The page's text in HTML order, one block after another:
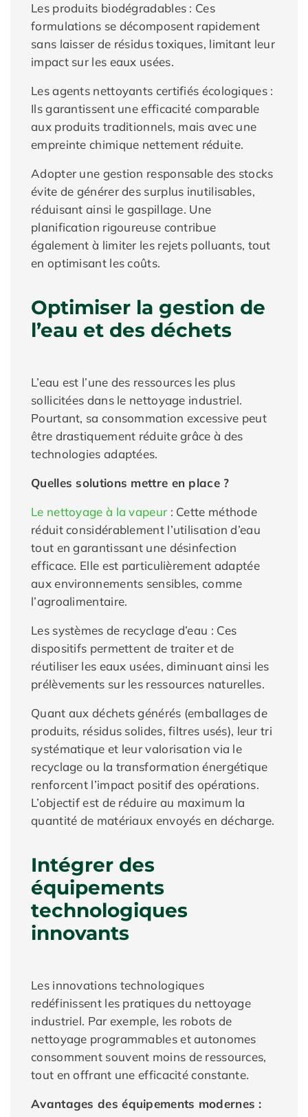
Les produits biodégradables : Ces
formulations se décomposent rapidement
sans laisser de résidus toxiques, limitant leur
impact sur les eaux usées.
Les agents nettoyants certifiés écologiques :
Ils garantissent une efficacité comparable
aux produits traditionnels, mais avec une
empreinte chimique nettement réduite.
Adopter une gestion responsable des stocks
évite de générer des surplus inutilisables,
réduisant ainsi le gaspillage. Une
planification rigoureuse contribue
également à limiter les rejets polluants, tout
en optimisant les coûts.
Optimiser la gestion de
l’eau et des déchets
L’eau est l’une des ressources les plus
sollicitées dans le nettoyage industriel.
Pourtant, sa consommation excessive peut
être drastiquement réduite grâce à des
technologies adaptées.
Quelles solutions mettre en place ?
Le nettoyage à la vapeur : Cette méthode
réduit considérablement l’utilisation d’eau
tout en garantissant une désinfection
efficace. Elle est particulièrement adaptée
aux environnements sensibles, comme
l’agroalimentaire.
Les systèmes de recyclage d’eau : Ces
dispositifs permettent de traiter et de
réutiliser les eaux usées, diminuant ainsi les
prélèvements sur les ressources naturelles.
Quant aux déchets générés (emballages de
produits, résidus solides, filtres usés), leur tri
systématique et leur valorisation via le
recyclage ou la transformation énergétique
renforcent l’impact positif des opérations.
L’objectif est de réduire au maximum la
quantité de matériaux envoyés en décharge.
Intégrer des
équipements
technologiques
innovants
Les innovations technologiques
redéfinissent les pratiques du nettoyage
industriel. Par exemple, les robots de
nettoyage programmables et autonomes
consomment souvent moins de ressources,
tout en offrant une efficacité constante.
Avantages des équipements modernes :